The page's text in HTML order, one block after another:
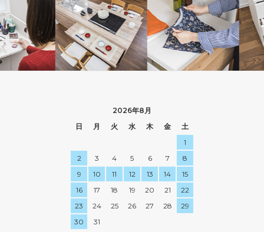
2026年8月
日
月 火 水 木 金
土
1
2
3 4 5 6 7
8
9
10 11 12 13 14
15
16
17 18 19 20 21
22
23
24 25 26 27 28
29
30
31